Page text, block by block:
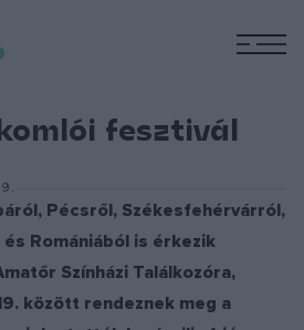
fesztivál
Pécsről, Székesfehérvárról,
Romániából is érkezik
Színházi Találkozóra,
között rendeznek meg a